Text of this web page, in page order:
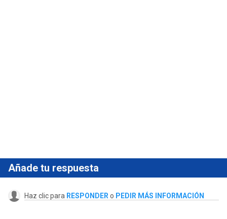
Añade tu respuesta
Haz clic para RESPONDER o PEDIR MÁS INFORMACIÓN